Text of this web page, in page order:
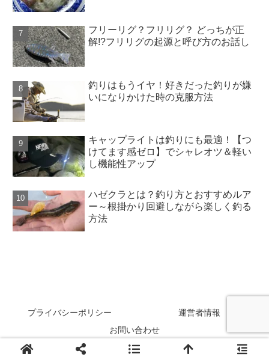
フリーリグ？フリリグ？ どっちが正
解!?フリリグの起源と呼び方のお話し
釣りはもうイヤ！好きだった釣りが嫌
いになりかけた時の克服方法
キャップライトは釣りにも最適！【つ
けてます感ゼロ】でシャレオツ＆軽い
し機能性アップ
ハゼクラとは？釣り方とおすすめルア
ー～根掛かり回避しながら楽しく釣る
方法
プライバシーポリシー
運営者情報
お問い合わせ
Copyright © 2024 SAKANAZA All Rights Reserved.